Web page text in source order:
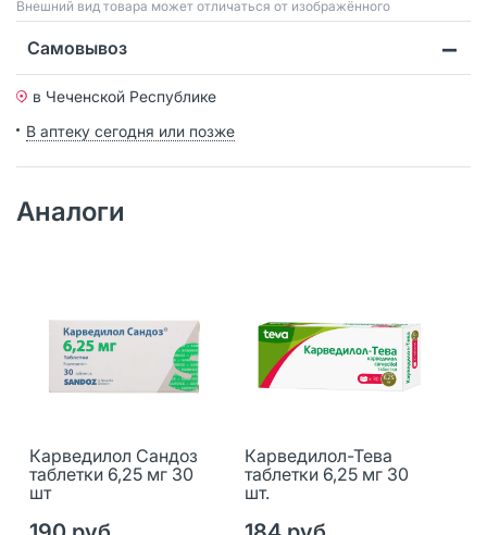
Bнешний вид товара может отличаться от изображённого
Самовывоз
в Чеченской Республике
В аптеку сегодня или позже
Аналоги
Карведилол Сандоз
таблетки 6,25 мг 30
шт
Карведилол-Тева
таблетки 6,25 мг 30
шт.